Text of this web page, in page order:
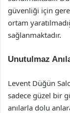
güvenliği için
ortam
sağlanmaktadır.
Unutulmaz
Levent Düğün
sadece güzel bir
anılarla dolu